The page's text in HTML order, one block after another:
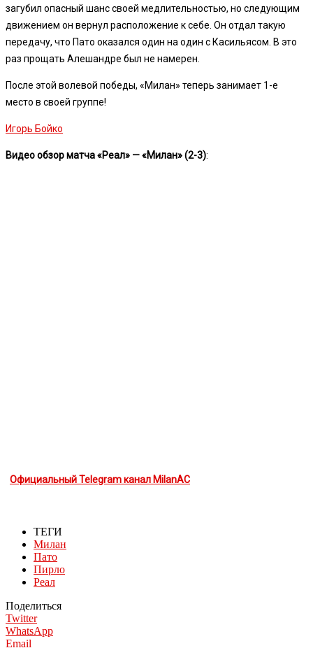
загубил опасный шанс своей медлительностью, но следующим
движением он вернул расположение к себе. Он отдал такую
передачу, что Пато оказался один на один с Касильясом. В это
раз прощать Алешандре был не намерен.
После этой волевой победы, «Милан» теперь занимает 1-е
место в своей группе!
Игорь Бойко
Видео обзор матча «Реал» — «Милан» (2-3):
Официальный Telegram канал MilanAC
ТЕГИ
Милан
Пато
Пирло
Реал
Поделиться
Twitter
WhatsApp
Email